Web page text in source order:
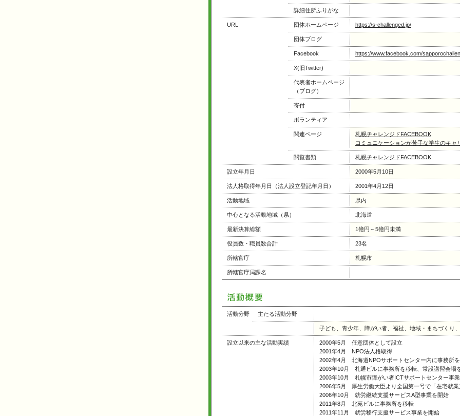
詳細住所ふりがな
URL 団体ホームページ https://s-challenged.jp/
団体ブログ
Facebook https://www.facebook.com/
X(旧Twitter)
代表者ホームページ
（ブログ）
寄付
ボランティア
関連ページ
札幌チャレンジドFACEBOOK
コミュニケーションが苦手な学生のキャ
閲覧書類 札幌チャレンジドFACEBOOK
設立年月日 2000年5月10日
法人格取得年月日（法人設立登記年月日） 2001年4月12日
活動地域 県内
中心となる活動地域（県） 北海道
最新決算総額 1億円～5億円未満
役員数・職員数合計 23名
所轄官庁 札幌市
所轄官庁局課名
活動分野 主たる活動分野
子ども、青少年、障がい者、福祉、地域・まちづくり
設立以来の主な活動実績
2000年5月 任意団体として設立
2001年4月 NPO法人格取得
2002年4月 北海道NPOサポートセンター内に事務所
2003年10月 札通ビルに事務所を移転、常設講習会場
2003年10月 札幌市障がい者ICTサポートセンター事
2006年5月 厚生労働大臣より全国第一号で「在宅就
2006年10月 就労継続支援サービスA型事業を開始
2011年8月 北苑ビルに事務所を移転
2011年11月 就労移行支援サービス事業を開始